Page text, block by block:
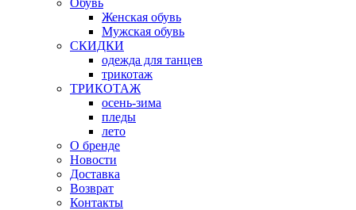
Женская обувь
Мужская обувь
СКИДКИ
одежда для танцев
трикотаж
ТРИКОТАЖ
осень-зима
пледы
лето
О бренде
Новости
Доставка
Возврат
Контакты